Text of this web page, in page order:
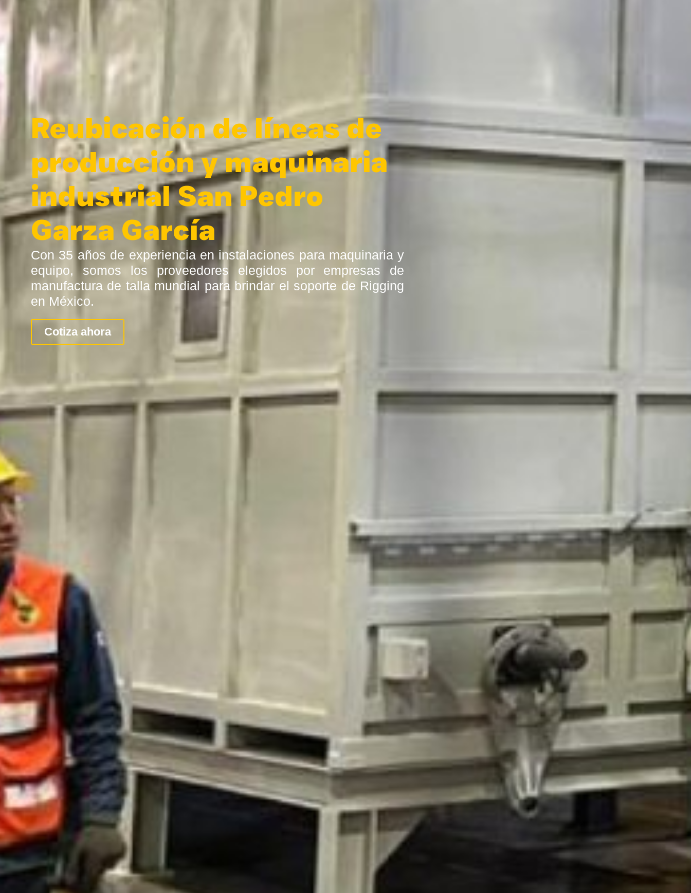
Reubicación de líneas de
producción y maquinaria
industrial San Pedro
Garza García
Con 35 años de experiencia en instalaciones para maquinaria y
equipo, somos los proveedores elegidos por empresas de
manufactura de talla mundial para brindar el soporte de Rigging
en México.
Cotiza ahora